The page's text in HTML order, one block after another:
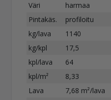
Väri
harmaa
Pintakäs.
profiloitu
kg/lava
1140
kg/kpl
17,5
kpl/lava
64
kpl/m²
8,33
Lava
7,68 m²/lava